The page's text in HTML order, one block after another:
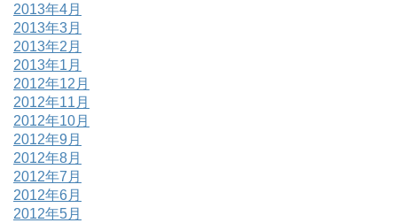
2013年4月
2013年3月
2013年2月
2013年1月
2012年12月
2012年11月
2012年10月
2012年9月
2012年8月
2012年7月
2012年6月
2012年5月